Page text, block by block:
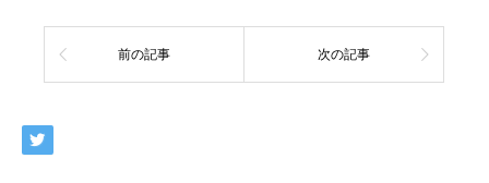
前の記事 次の記事